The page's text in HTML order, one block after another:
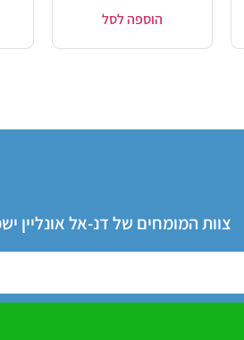
הוספה לסל
צוות המומחים של דנ-אל אונליין